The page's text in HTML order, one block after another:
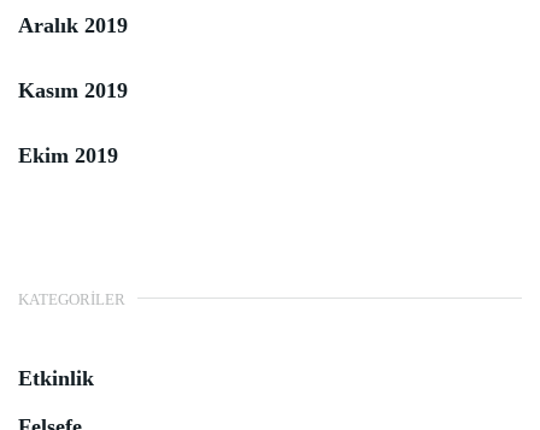
Aralık 2019
Kasım 2019
Ekim 2019
KATEGORILER
Etkinlik